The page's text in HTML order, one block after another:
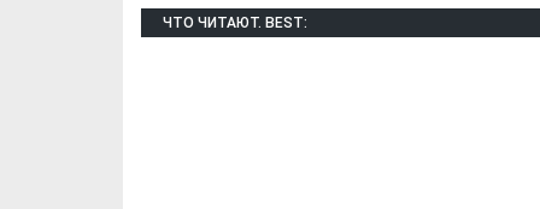
ЧТО ЧИТАЮТ. BEST: